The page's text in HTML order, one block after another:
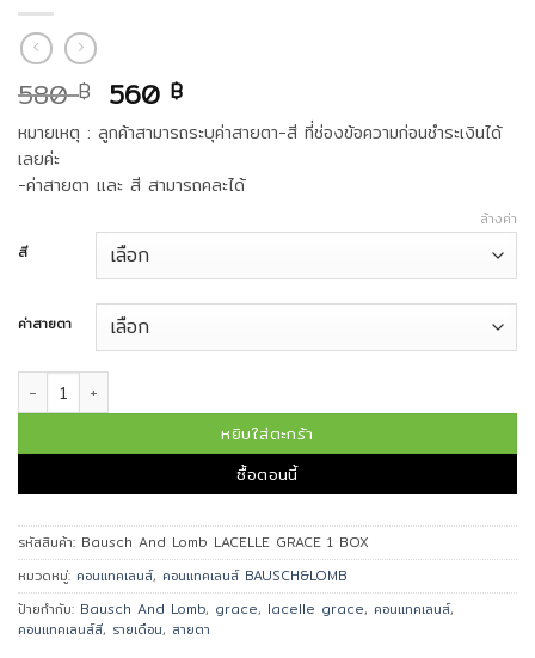
580฿ Original
price
was:
580 ฿.
560฿Current
price
is:
560 ฿.
หมายเหตุ : ลูกค้าสามารถระบุค่าสายตา-สี ที่ช่องข้อความก่อนชำระเงินได้
เลยค่ะ
-ค่าสายตา และ สี สามารถคละได้
สี
ค่าสายตา
ล้างค่า
จำนวน Bausch And Lomb LACELLE GRACE 2 BOXES คอนแทคเลนส์สีร
หยิบใส่ตะกร้า
ซื้อตอนนี้
รหัสสินค้า: Bausch And Lomb LACELLE GRACE 1 BOX
หมวดหมู่: คอนแทคเลนส์, คอนแทคเลนส์ BAUSCH&LOMB
ป้ายกำกับ: Bausch And Lomb, grace, lacelle grace, คอนแทคเลนส์,
คอนแทคเลนส์สี, รายเดือน, สายตา